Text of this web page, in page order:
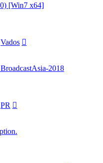
[Win7 x64]
Vados
2018
PR